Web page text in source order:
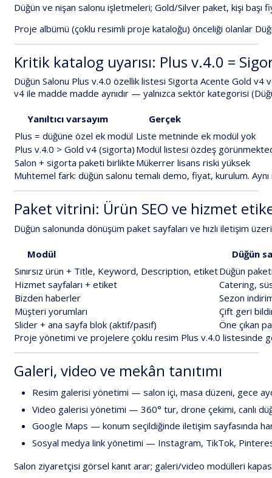
Düğün ve nişan salonu işletmeleri; Gold/Silver paket, kişi başı
Proje albümü (çoklu resimli proje kataloğu) önceliği olanlar
Kritik katalog uyarısı: Plus v.4.0 =
Düğün Salonu Plus v.4.0 özellik listesi Sigorta Acente Gold v4
v4 ile madde madde aynıdır — yalnızca sektör kategorisi (
Yanıltıcı varsayım
Gerçek
Plus = düğüne özel ek modül Liste metninde ek modül yok
Plus v.4.0 > Gold v4 (sigorta) Modül listesi özdeş
Salon + sigorta paketi birlikte Mükerrer lisans riski yüksek
Muhtemel fark: düğün salonu temalı demo, fiyat, kurulum. Aynı
Paket vitrini: Ürün SEO ve hizmet
Düğün salonunda dönüşüm paket sayfaları ve hızlı iletişim
Modül Düğün
Sınırsız ürün + Title, Keyword, Description, etiketDüğün
Hizmet sayfaları + etiket Catering,
Bizden haberler Sezon
Müşteri yorumları Çift geri
Slider + ana sayfa blok (aktif/pasif) Öne çıkan
Proje yönetimi ve projelere çoklu resim Plus v.4.0 listesinde
Galeri, video ve mekân tanıtımı
Resim galerisi yönetimi — salon içi, masa düzeni, gece
Video galerisi yönetimi — 360° tur, drone çekimi, canlı
Google Maps — konum seçildiğinde iletişim sayfasında
Sosyal medya link yönetimi — Instagram, TikTok,
Salon ziyaretçisi görsel kanıt arar; galeri/video modülleri